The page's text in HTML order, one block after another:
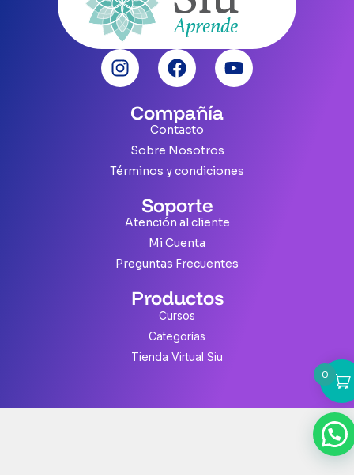
Compañía
Contacto
Sobre Nosotros
Términos y condiciones
Soporte
Atención al cliente
Mi Cuenta
Preguntas Frecuentes
Productos
Cursos
Categorías
Tienda Virtual Siu
0